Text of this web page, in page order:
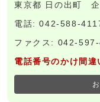
東京都 日の出町 企
電話: 042-588-
ファクス: 042-
電話番号のかけ間違